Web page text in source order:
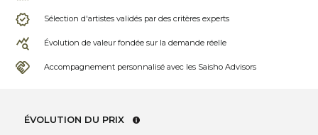
Sélection d'artistes validés par des critères experts
Évolution de valeur fondée sur la demande réelle
Accompagnement personnalisé avec les Saisho Advisors
ÉVOLUTION DU PRIX